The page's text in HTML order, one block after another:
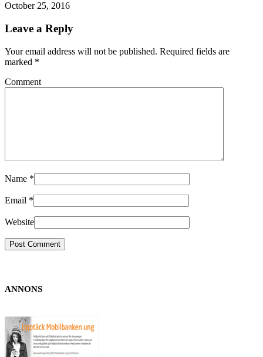
October 25, 2016
Leave a Reply
Your email address will not be published. Required fields are
marked *
Comment
Name *
Email *
Website
ANNONS